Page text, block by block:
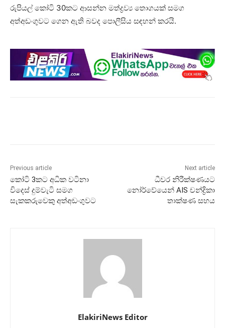
රුපියල් කෝටි 30කට ආසන්න මත්ද්‍රව්‍ය තොගයක් සමග
අත්අඩංගුවට ගෙන ඇති බවද පොලීසිය සඳහන් කරයි.
Previous article
කෝටි 3කට අධික වටිනා
විදෙස් දුම්වැටි සමග
සැකකරුවෙකු අත්අඩංගුවට
Next article
ධීවර නිරීක්ෂණයට
නෝර්වේයෙන් AIS චන්ද්‍රිකා
තාක්ෂණ සහය
ElakiriNews Editor